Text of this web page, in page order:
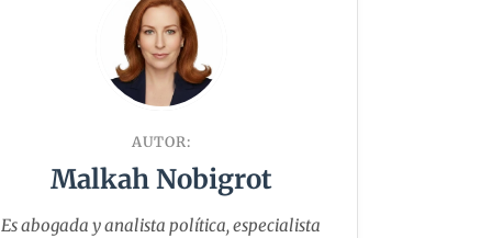
AUTOR:
Malkah Nobigrot
Es abogada y analista política, especialista